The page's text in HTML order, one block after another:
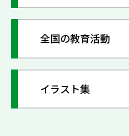
全国の教育活動
イラスト集